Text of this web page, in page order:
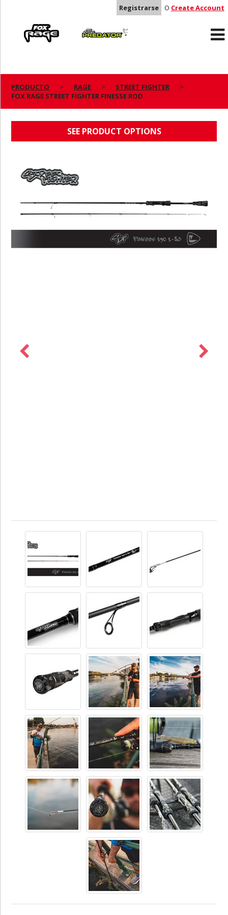
Registrarse O Create Account
Predator
PRODUCTO RAGE
STREET FIGHTER
FOX RAGE STREET FIGHTER FINESSE ROD
SEE PRODUCT OPTIONS